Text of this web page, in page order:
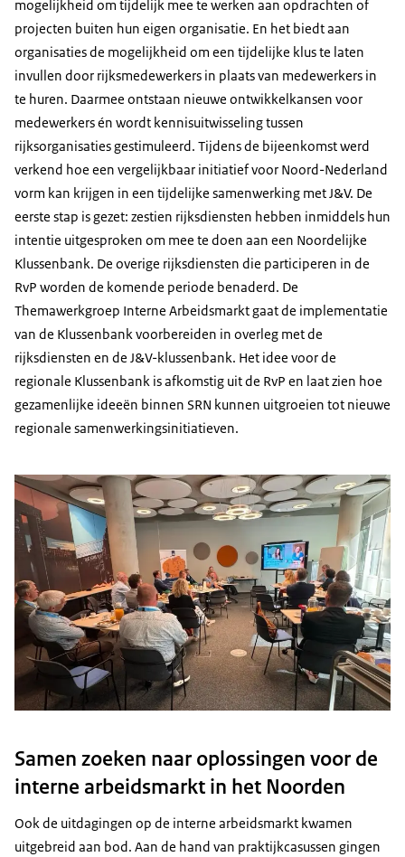
mogelijkheid om tijdelijk mee te werken aan opdrachten of
projecten buiten hun eigen organisatie. En het biedt aan
organisaties de mogelijkheid om een tijdelijke klus te laten
invullen door rijksmedewerkers in plaats van medewerkers in
te huren. Daarmee ontstaan nieuwe ontwikkelkansen voor
medewerkers én wordt kennisuitwisseling tussen
rijksorganisaties gestimuleerd. Tijdens de bijeenkomst werd
verkend hoe een vergelijkbaar initiatief voor Noord-Nederland
vorm kan krijgen in een tijdelijke samenwerking met J&V. De
eerste stap is gezet: zestien rijksdiensten hebben inmiddels hun
intentie uitgesproken om mee te doen aan een Noordelijke
Klussenbank. De overige rijksdiensten die participeren in de
RvP worden de komende periode benaderd. De
Themawerkgroep Interne Arbeidsmarkt gaat de implementatie
van de Klussenbank voorbereiden in overleg met de
rijksdiensten en de J&V-klussenbank. Het idee voor de
regionale Klussenbank is afkomstig uit de RvP en laat zien hoe
gezamenlijke ideeën binnen SRN kunnen uitgroeien tot nieuwe
regionale samenwerkingsinitiatieven.
Samen zoeken naar oplossingen voor de
interne arbeidsmarkt in het Noorden
Ook de uitdagingen op de interne arbeidsmarkt kwamen
uitgebreid aan bod. Aan de hand van praktijkcasussen gingen